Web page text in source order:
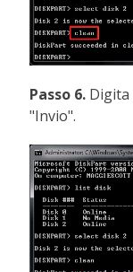
Passo 6. Digita
"Invio".